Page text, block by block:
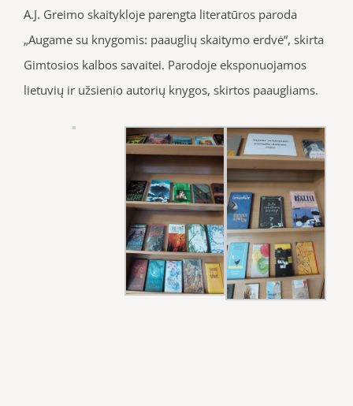
A.J. Greimo skaitykloje parengta literatūros paroda
„Augame su knygomis: paauglių skaitymo erdvė“, skirta
Gimtosios kalbos savaitei. Parodoje eksponuojamos
lietuvių ir užsienio autorių knygos, skirtos paaugliams.